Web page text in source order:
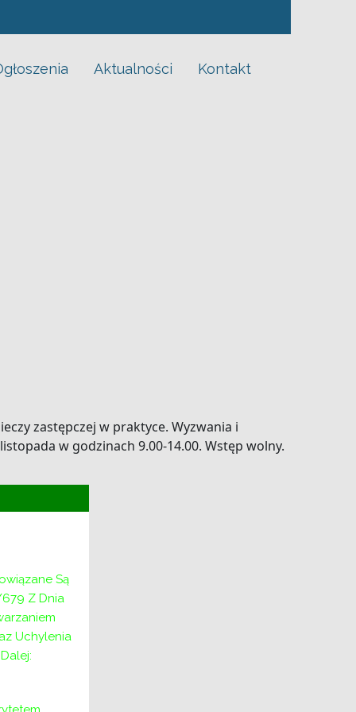
Aktualności Kontakt
Są
Z Dnia
Uchylenia
zastępczej w praktyce. Wyzwania i
w godzinach 9.00-14.00. Wstęp wolny.